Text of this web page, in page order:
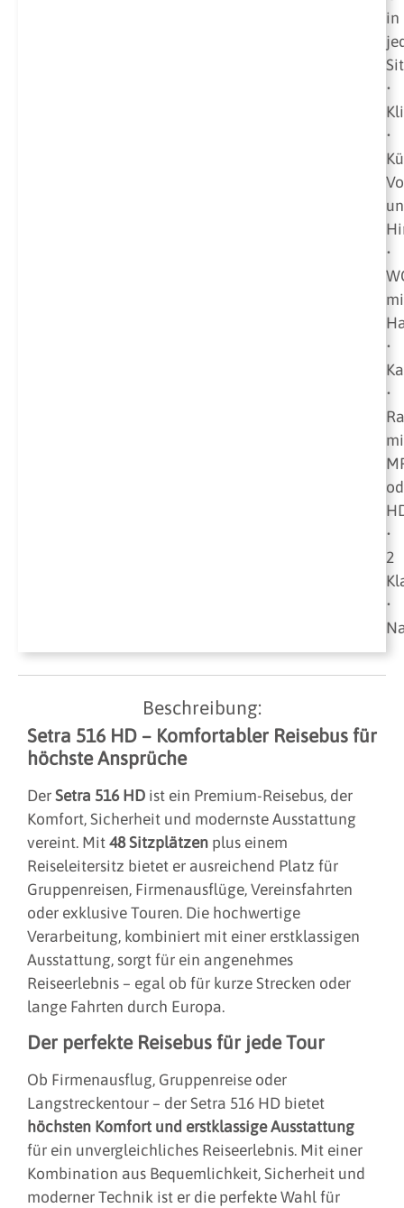
in
•
•
•
•
•
•
2
•
Beschreibung:
Setra 516 HD – Komfortabler Reisebus für
höchste Ansprüche
Der Setra 516 HD ist ein Premium-Reisebus, der
Komfort, Sicherheit und modernste Ausstattung
vereint. Mit 48 Sitzplätzen plus einem
Reiseleitersitz bietet er ausreichend Platz für
Gruppenreisen, Firmenausflüge, Vereinsfahrten
oder exklusive Touren. Die hochwertige
Verarbeitung, kombiniert mit einer erstklassigen
Ausstattung, sorgt für ein angenehmes
Reiseerlebnis – egal ob für kurze Strecken oder
lange Fahrten durch Europa.
Der perfekte Reisebus für jede Tour
Ob Firmenausflug, Gruppenreise oder
Langstreckentour – der Setra 516 HD bietet
höchsten Komfort und erstklassige Ausstattung
für ein unvergleichliches Reiseerlebnis. Mit einer
Kombination aus Bequemlichkeit, Sicherheit und
moderner Technik ist er die perfekte Wahl für